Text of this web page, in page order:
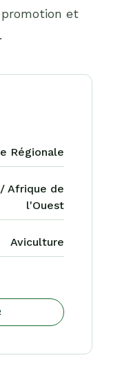
et
Régionale
Afrique de
l'Ouest
Aviculture